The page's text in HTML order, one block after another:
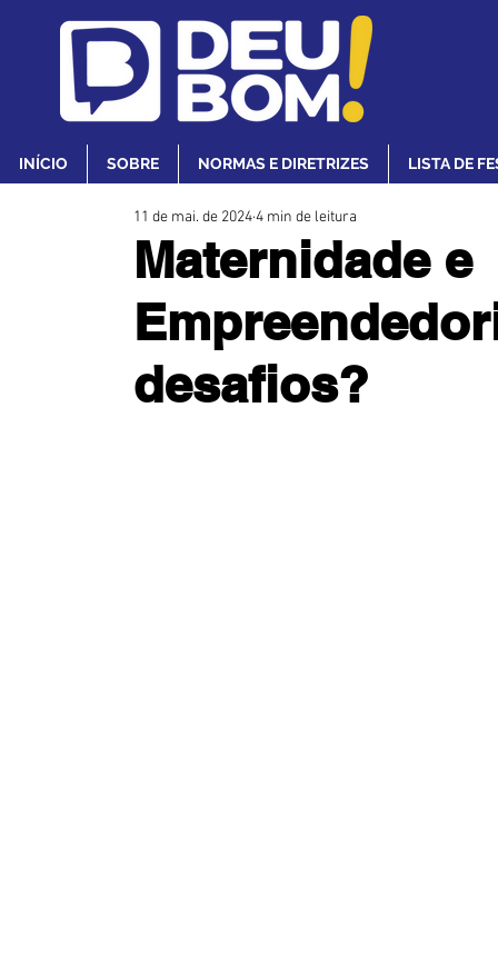
INÍCIO SOBRE NORMAS E DIRETRIZES LISTA DE
Maternidade e
desafios?
11 de mai. de 20244 min de leitura